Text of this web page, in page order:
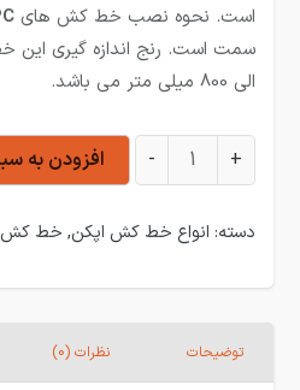
است. نحوه نصب خط کش های
الی 800 میلی متر می باشد.
خط کش اهمی 225 میلی متر اپکن LPC-225mm عدد
+
- افزودن به
دسته: انواع خط کش اپکن, خط کش
توضیحات نظرات (0)